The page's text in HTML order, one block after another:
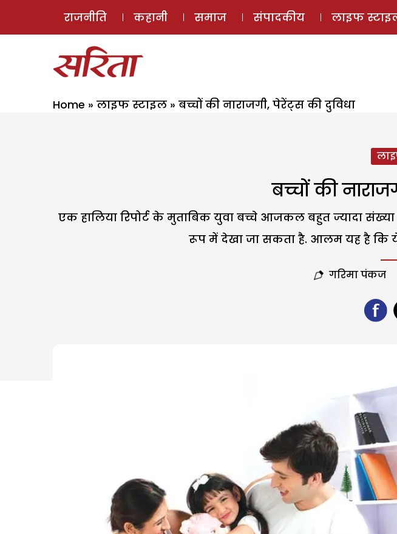
राजनीति कहानी समाज संपादकीय लाइफ
Home » लाइफ स्टाइल » बच्चों की नाराजगी, पेरेंट्स की दुविधा
बच्चों की
एक हालिया रिपोर्ट के मुताबिक युवा बच्चे आजकल बहुत ज्यादा
रूप में देखा जा सकता है. आलम यह है कि
गरिमा पंकज